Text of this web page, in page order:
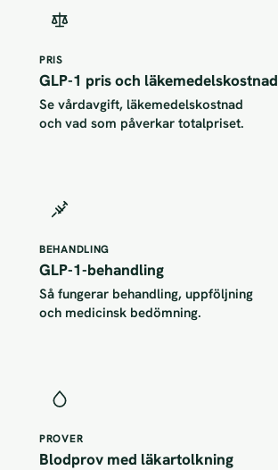
PRIS
GLP-1 pris och läkemedelskostnad
Se vårdavgift, läkemedelskostnad
och vad som påverkar totalpriset.
BEHANDLING
GLP-1-behandling
Så fungerar behandling, uppföljning
och medicinsk bedömning.
PROVER
Blodprov med läkartolkning